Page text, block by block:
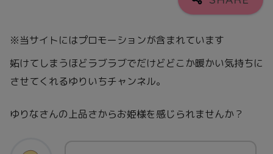
※当サイトにはプロモーションが含まれています
妬けてしまうほどラブラブでだけどどこか暖かい気持ちに
させてくれるゆりいちチャンネル。
ゆりなさんの上品さからお姫様を感じられませんか？